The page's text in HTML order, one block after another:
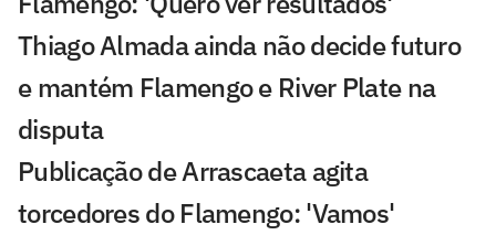
Thiago Almada ainda não decide futuro
e mantém Flamengo e River Plate na
disputa
Publicação de Arrascaeta agita
torcedores do Flamengo: 'Vamos'